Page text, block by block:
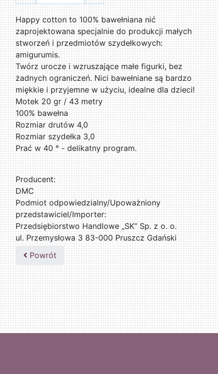
Happy cotton to 100% bawełniana nić
zaprojektowana specjalnie do produkcji małych
stworzeń i przedmiotów szydełkowych:
amigurumis.
Twórz urocze i wzruszające małe figurki, bez
żadnych ograniczeń. Nici bawełniane są bardzo
miękkie i przyjemne w użyciu, idealne dla dzieci!
Motek 20 gr / 43 metry
100% bawełna
Rozmiar drutów 4,0
Rozmiar szydełka 3,0
Prać w 40 ° - delikatny program.
Producent:
DMC
Podmiot odpowiedzialny/Upoważniony
przedstawiciel/Importer:
Przedsiębiorstwo Handlowe „SK” Sp. z o. o.
ul. Przemysłowa 3 83-000 Pruszcz Gdański
509076255
Powrót